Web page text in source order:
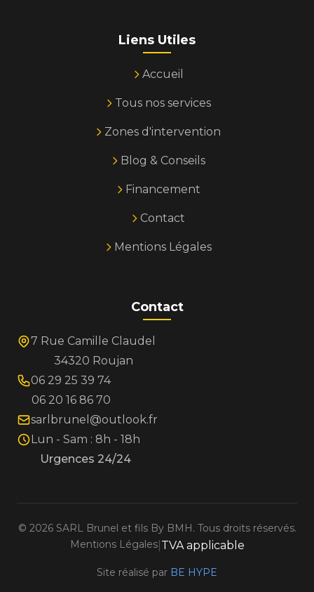
Liens Utiles
Accueil
Tous nos services
Zones d'intervention
Blog & Conseils
Financement
Contact
Mentions Légales
Contact
7 Rue Camille Claudel
34320 Roujan
06 29 25 39 74
06 20 16 86 70
sarlbrunel@outlook.fr
Lun - Sam : 8h - 18h
Urgences 24/24
© 2026SARL Brunel et fils By BMH. Tous droits réservés.
Mentions Légales| TVA applicable
Site réalisé par BE HYPE